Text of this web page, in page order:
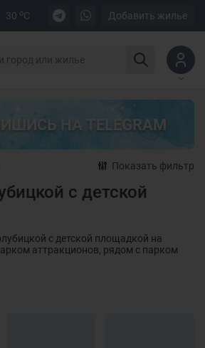
30 oC Добавить жилье
НА TELEGRAM
Показать фильтр
с детской
с детской площадкой на
аттракционов, рядом с парком